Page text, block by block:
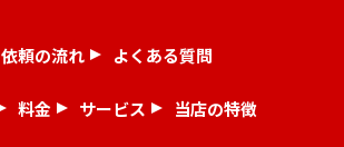
依頼の流れ よくある質問
料金 サービス 当店の特徴